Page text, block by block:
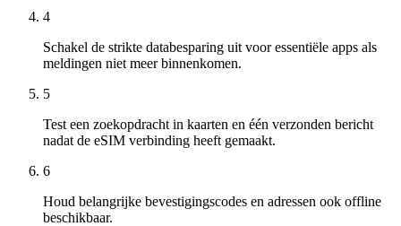
4
Schakel de strikte databesparing uit voor essentiële apps als
meldingen niet meer binnenkomen.
5
Test een zoekopdracht in kaarten en één verzonden bericht
nadat de eSIM verbinding heeft gemaakt.
6
Houd belangrijke bevestigingscodes en adressen ook offline
beschikbaar.